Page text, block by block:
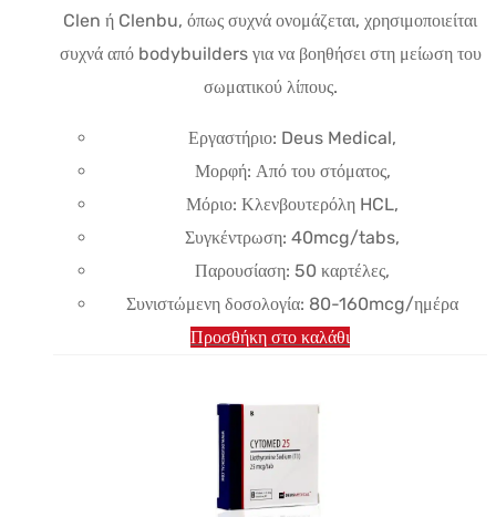
$19.62.τιμή
είναι:
$13.85.
Clen ή Clenbu, όπως συχνά ονομάζεται, χρησιμοποιείται
συχνά από bodybuilders για να βοηθήσει στη μείωση του
σωματικού λίπους.
Εργαστήριο: Deus Medical,
Μορφή: Από του στόματος,
Μόριο: Κλενβουτερόλη HCL,
Συγκέντρωση: 40mcg/tabs,
Παρουσίαση: 50 καρτέλες,
Συνιστώμενη δοσολογία: 80-160mcg/ημέρα
Προσθήκη στο καλάθι